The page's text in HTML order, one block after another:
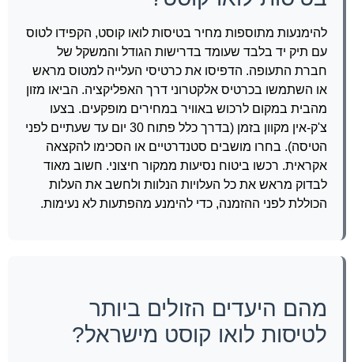
להימנעות מתוספות מחיר בטיסות לואו קוסט, הקפידו לטוס
עם תיק יד בלבד שעומד בדרישות הגודל והמשקל של
חברת התעופה. הדפיסו את כרטיסי העלייה למטוס מראש
או השתמשו בכרטיס אלקטרוני דרך האפליקציה. הביאו מזון
מהבית במקום לרכוש באוויר במחירים מופקעים. בצעו
צ'ק-אין מקוון בזמן (בדרך כלל פתוח 30 יום עד שעתיים לפני
הטיסה). בחרו מושבים סטנדרטיים או הסכימו להקצאה
אקראית. רכשו ביטוח נסיעות ממקור חיצוני. חשוב מאוד
לבדוק מראש את כל העלויות הנלוות ולחשב את העלות
הכוללת לפני ההזמנה, כדי להימנע מהפתעות לא נעימות.
מהם היעדים הזולים ביותר
לטיסות לואו קוסט מישראל?